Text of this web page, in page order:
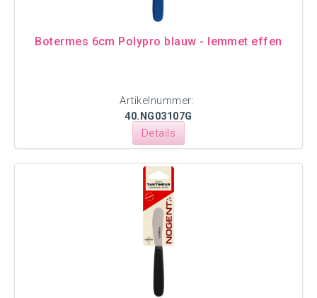
Botermes 6cm Polypro blauw - lemmet effen
Artikelnummer:
40.NG03107G
Details